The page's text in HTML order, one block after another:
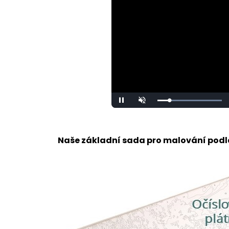
Pause Unmute Loaded:
100.00%
Naše základní sada pro malování